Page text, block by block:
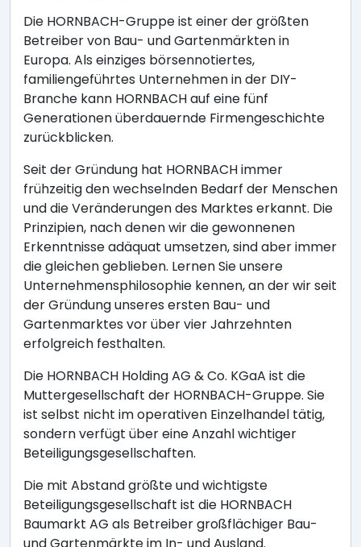
Die HORNBACH-Gruppe ist einer der größten
Betreiber von Bau- und Gartenmärkten in
Europa. Als einziges börsennotiertes,
familiengeführtes Unternehmen in der DIY-
Branche kann HORNBACH auf eine fünf
Generationen überdauernde Firmengeschichte
zurückblicken.
Seit der Gründung hat HORNBACH immer
frühzeitig den wechselnden Bedarf der Menschen
und die Veränderungen des Marktes erkannt. Die
Prinzipien, nach denen wir die gewonnenen
Erkenntnisse adäquat umsetzen, sind aber immer
die gleichen geblieben. Lernen Sie unsere
Unternehmensphilosophie kennen, an der wir seit
der Gründung unseres ersten Bau- und
Gartenmarktes vor über vier Jahrzehnten
erfolgreich festhalten.
Die HORNBACH Holding AG & Co. KGaA ist die
Muttergesellschaft der HORNBACH-Gruppe. Sie
ist selbst nicht im operativen Einzelhandel tätig,
sondern verfügt über eine Anzahl wichtiger
Beteiligungsgesellschaften.
Die mit Abstand größte und wichtigste
Beteiligungsgesellschaft ist die HORNBACH
Baumarkt AG als Betreiber großflächiger Bau-